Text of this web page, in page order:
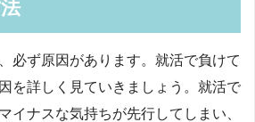
必ず原因があります。就活で負けて
を詳しく見ていきましょう。就活で
イナスな気持ちが先行してしまい、